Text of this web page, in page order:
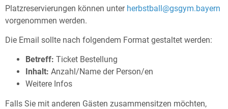
Platzreservierungen können unter herbstball@gsgym.bayern
vorgenommen werden.
Die Email sollte nach folgendem Format gestaltet werden:
Betreff: Ticket Bestellung
Inhalt: Anzahl/Name der Person/en
Weitere Infos
Falls Sie mit anderen Gästen zusammensitzen möchten,